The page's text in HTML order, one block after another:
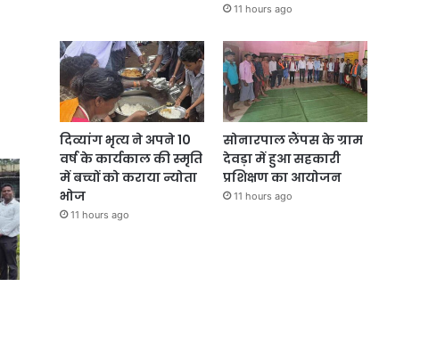
11 hours ago
दिव्यांग भृत्य ने अपने 10
वर्ष के कार्यकाल की स्मृति
में बच्चों को कराया न्योता
भोज
11 hours ago
सोनारपाल लैंपस के ग्राम
देवड़ा में हुआ सहकारी
प्रशिक्षण का आयोजन
11 hours ago